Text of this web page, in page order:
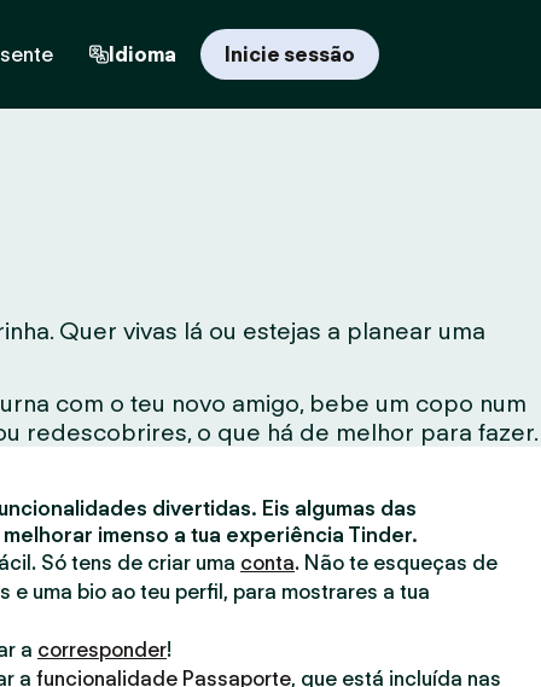
Idioma Inicie sessão
Quer vivas lá ou estejas a planear uma
com o teu novo amigo, bebe um copo num
redescobrires, o que há de melhor para fazer.
divertidas. Eis algumas das
imenso a tua experiência Tinder.
Só tens de criar uma conta. Não te esqueças de
e uma bio ao teu perfil, para mostrares a tua
a corresponder!
a funcionalidade Passaporte, que está incluída nas